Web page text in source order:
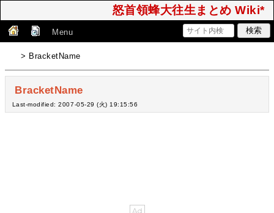
怒首領蜂大往生まとめ Wiki*
Menu
> BracketName
BracketName
Last-modified: 2007-05-29 (火) 19:15:56